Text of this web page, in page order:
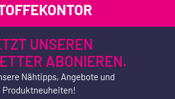
UNSEREN
ABONIEREN.
Nähtipps, Angebote und
Produktneuheiten!